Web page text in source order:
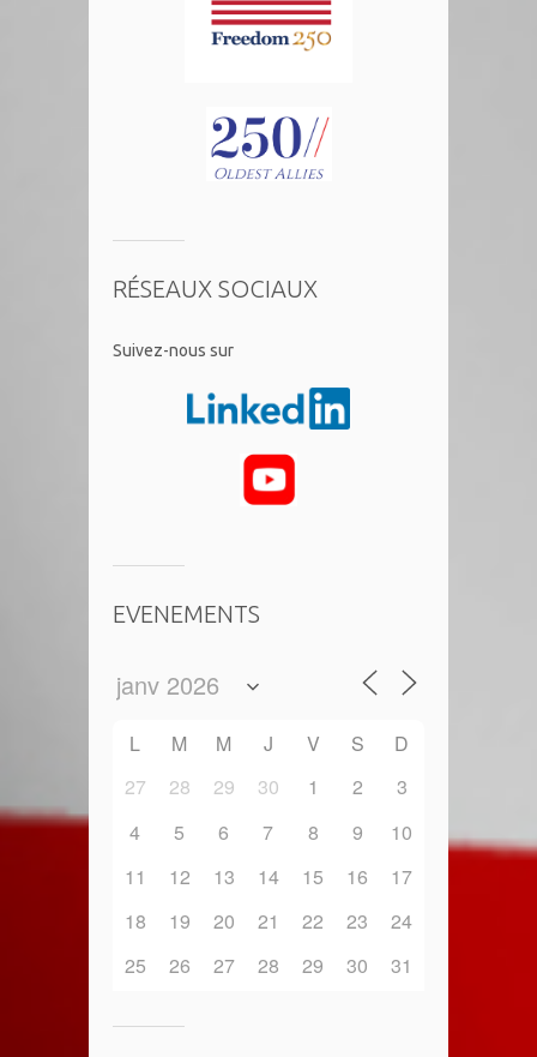
RÉSEAUX SOCIAUX
​Suivez-nous sur
EVENEMENTS
L M M J V S
D
27
28 29 30 1 2
3
4
5 6 7 8 9
10
11
12 13 14 15 16
17
18
19 20 21 22 23
24
25
26 27 28 29 30 31